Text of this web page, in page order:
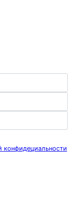
конфидециальности